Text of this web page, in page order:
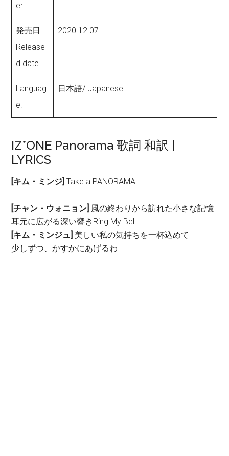
er
発売日
Release
d date
2020.12.07
Languag
e:
日本語/ Japanese
IZ*ONE Panorama 歌詞 和訳 |
LYRICS
[キム・ミンジ] Take a PANORAMA
[チャン・ウォニョン] 風の終わりから訪れた小さな記憶
耳元に広がる深い響きRing My Bell
[キム・ミンジュ] 美しい私の気持ちを一杯込めて
少しずつ、かすかにあげるわ